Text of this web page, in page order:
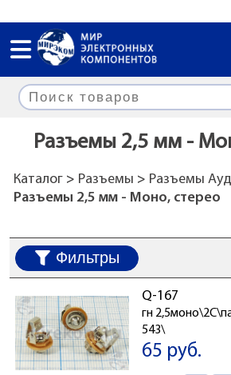
Разъемы 2,5 мм -
Каталог> Разъемы > Разъемы
Разъемы 2,5 мм - Моно, стерео
Фильтры
Q-167
гн
543\
65 руб.